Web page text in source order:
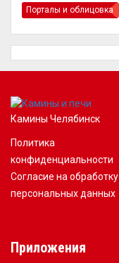
Порталы и облицовка
Камины Челябинск
Политика
конфиденциальности
Согласие на обработку
персональных данных
Приложения